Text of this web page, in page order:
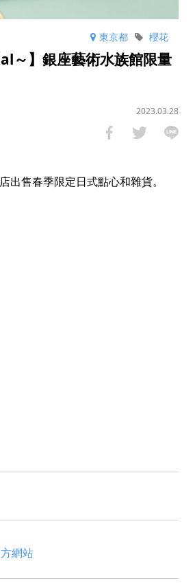
東京都 櫻花
～】銀座藝術水族館限量
2023.03.28
出售春季限定日式點心和雜貨。
網站